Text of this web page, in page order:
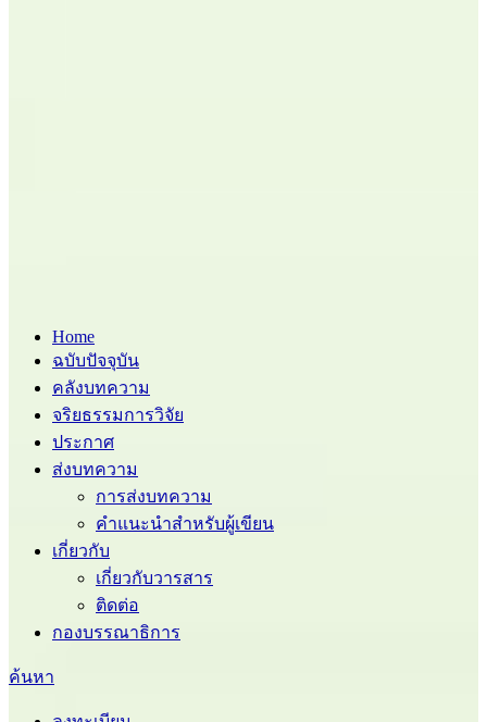
Home
ฉบับปัจจุบัน
คลังบทความ
จริยธรรมการวิจัย
ประกาศ
ส่งบทความ
การส่งบทความ
คำแนะนำสำหรับผู้เขียน
เกี่ยวกับ
เกี่ยวกับวารสาร
ติดต่อ
กองบรรณาธิการ
ค้นหา